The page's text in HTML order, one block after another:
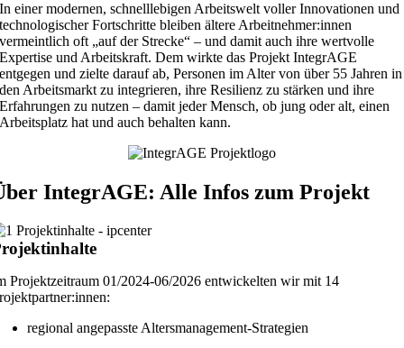
In einer modernen, schnelllebigen Arbeitswelt voller Innovationen und
technologischer Fortschritte bleiben ältere Arbeitnehmer:innen
vermeintlich oft „auf der Strecke“ – und damit auch ihre wertvolle
Expertise und Arbeitskraft. Dem wirkte das Projekt IntegrAGE
entgegen und zielte darauf ab, Personen im Alter von über 55 Jahren in
den Arbeitsmarkt zu integrieren, ihre Resilienz zu stärken und ihre
Erfahrungen zu nutzen – damit jeder Mensch, ob jung oder alt, einen
Arbeitsplatz hat und auch behalten kann.
IntegrAGE: Alle Infos zum Projekt
Projektzeitraum 01/2024-06/2026 entwickelten wir mit 14
regional angepasste Altersmanagement-Strategien